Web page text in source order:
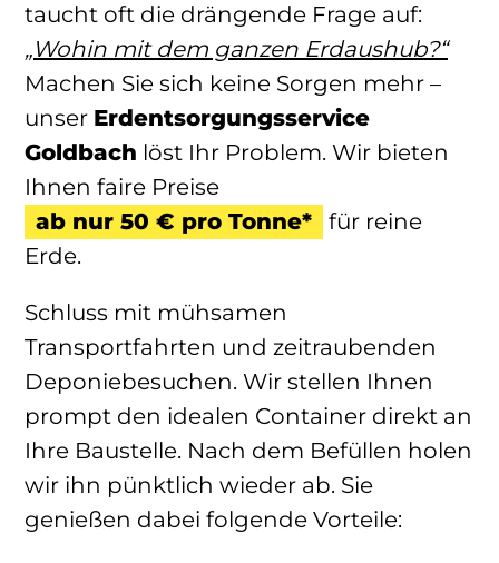
taucht oft die drängende Frage auf:
„Wohin mit dem ganzen Erdaushub?“
Machen Sie sich keine Sorgen mehr –
unser Erdentsorgungsservice
Goldbach löst Ihr Problem. Wir bieten
Ihnen faire Preise
ab nur 50 € pro Tonne*
für reine
Erde.
Schluss mit mühsamen
Transportfahrten und zeitraubenden
Deponiebesuchen. Wir stellen Ihnen
prompt den idealen Container direkt an
Ihre Baustelle. Nach dem Befüllen holen
wir ihn pünktlich wieder ab. Sie
genießen dabei folgende Vorteile: